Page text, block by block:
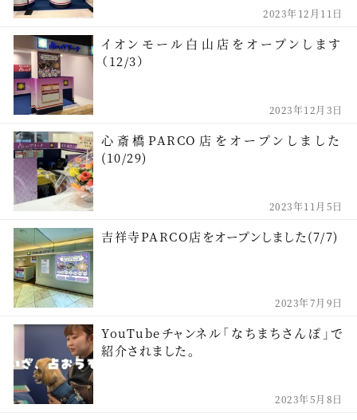
2023年12月11日
イオンモール白山店をオープンします
（12/3）
2023年12月3日
心斎橋PARCO店をオープンしました
(10/29)
2023年11月5日
吉祥寺PARCO店をオープンしました(7/7)
2023年7月9日
YouTubeチャンネル「なちまちさんぽ」で
紹介されました。
2023年5月8日